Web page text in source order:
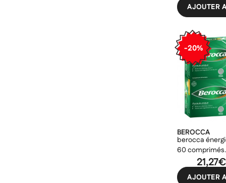
AJOUTER
-20%
BEROCCA
berocca
60 comprimés
effervescents
21,27€
AJOUTER